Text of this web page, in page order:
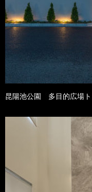
昆陽池公園 多目的広場